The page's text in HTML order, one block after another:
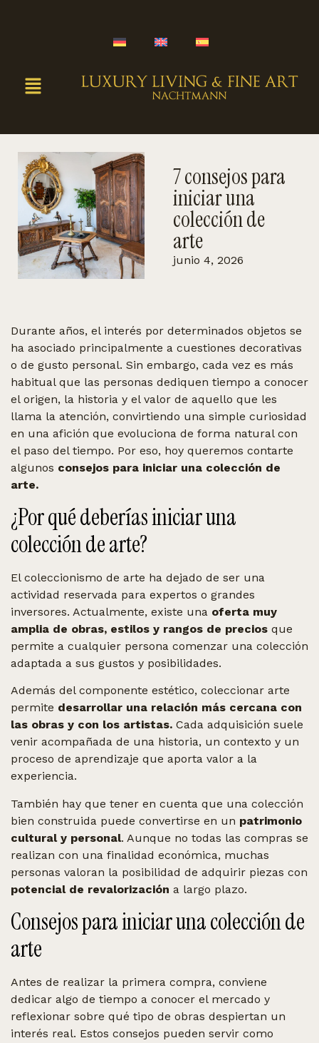
7 consejos para
iniciar una
colección de
arte
junio 4, 2026
Durante años, el interés por determinados objetos se
ha asociado principalmente a cuestiones decorativas
o de gusto personal. Sin embargo, cada vez es más
habitual que las personas dediquen tiempo a conocer
el origen, la historia y el valor de aquello que les
llama la atención, convirtiendo una simple curiosidad
en una afición que evoluciona de forma natural con
el paso del tiempo. Por eso, hoy queremos contarte
algunos consejos para iniciar una colección de
arte.
¿Por qué deberías iniciar una
colección de arte?
El coleccionismo de arte ha dejado de ser una
actividad reservada para expertos o grandes
inversores. Actualmente, existe una oferta muy
amplia de obras, estilos y rangos de precios que
permite a cualquier persona comenzar una colección
adaptada a sus gustos y posibilidades.
Además del componente estético, coleccionar arte
permite desarrollar una relación más cercana con
las obras y con los artistas. Cada adquisición suele
venir acompañada de una historia, un contexto y un
proceso de aprendizaje que aporta valor a la
experiencia.
También hay que tener en cuenta que una colección
bien construida puede convertirse en un patrimonio
cultural y personal. Aunque no todas las compras se
realizan con una finalidad económica, muchas
personas valoran la posibilidad de adquirir piezas con
potencial de revalorización a largo plazo.
Consejos para iniciar una colección de
arte
Antes de realizar la primera compra, conviene
dedicar algo de tiempo a conocer el mercado y
reflexionar sobre qué tipo de obras despiertan un
interés real. Estos consejos pueden servir como